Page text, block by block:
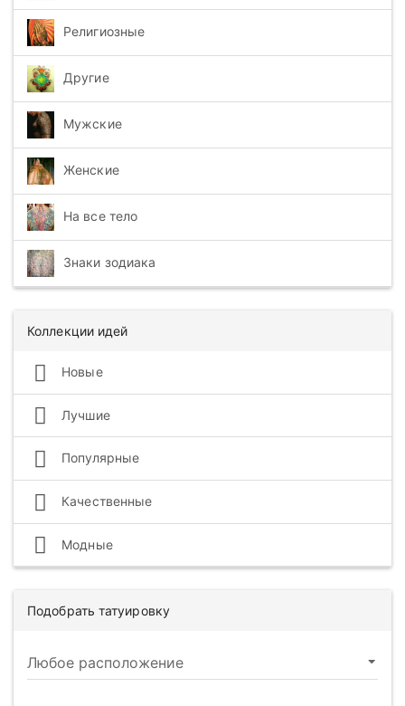
Религиозные
Другие
Мужские
Женские
На все тело
Знаки зодиака
Коллекции идей
Новые
Лучшие
Популярные
Качественные
Модные
Подобрать татуировку